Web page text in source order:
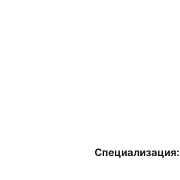
Специализация: